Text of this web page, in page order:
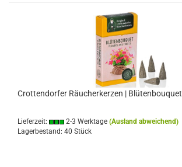
Crottendorfer Räucherkerzen | Blütenbouquet
Lieferzeit: 2-3 Werktage (Ausland abweichend)
Lagerbestand: 40 Stück